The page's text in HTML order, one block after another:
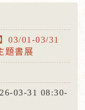
03/01-03/31
題書展
03-31 08:30-